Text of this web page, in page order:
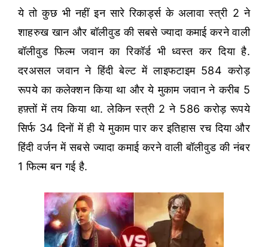
ये तो कुछ भी नहीं इन सारे रिकार्ड्स के अलावा स्त्री 2 ने
शाहरुख खान और बॉलीवुड की सबसे ज्यादा कमाई करने वाली
बॉलीवुड फिल्म जवान का रिकॉर्ड भी ध्वस्त कर दिया है.
दरअसल जवान ने हिंदी बेल्ट में लाइफटाइम 584 करोड़
रूपये का कलेक्शन किया था और ये मुकाम जवान ने करीब 5
हफ़्तों में तय किया था. लेकिन स्त्री 2 ने 586 करोड़ रूपये
सिर्फ 34 दिनों में ही ये मुकाम पार कर इतिहास रच दिया और
हिंदी वर्जन में सबसे ज्यादा कमाई करने वाली बॉलीवुड की नंबर
1 फिल्म बन गई है.